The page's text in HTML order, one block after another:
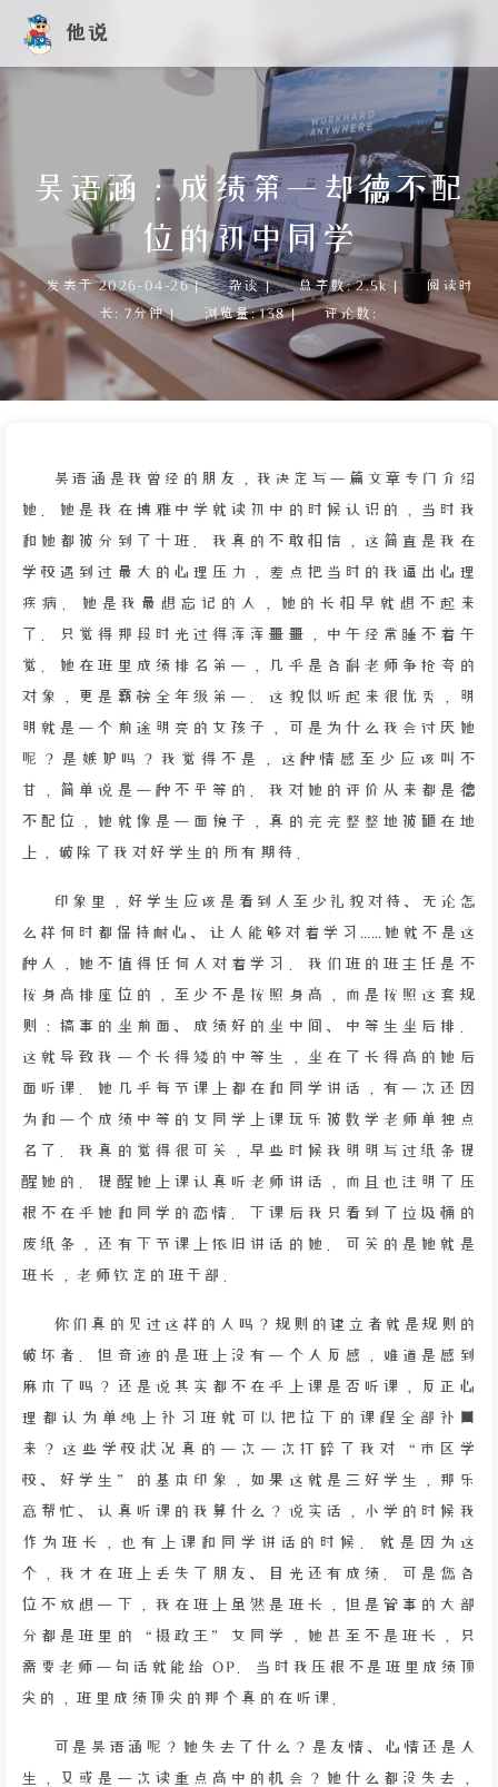
他说
吴语涵：成绩第一却德不配
位的初中同学
发表于 2026-04-26 | 杂谈 | 总字数: 2.5k |
阅读时
长: 7分钟 | 浏览量: 138 | 评论数:
吴语涵是我曾经的朋友，我决定写一篇文章专门介绍
她。她是我在博雅中学就读初中的时候认识的，当时我
和她都被分到了十班。我真的不敢相信，这简直是我在
学校遇到过最大的心理压力，差点把当时的我逼出心理
疾病。她是我最想忘记的人，她的长相早就想不起来
了。只觉得那段时光过得浑浑噩噩，中午经常睡不着午
觉。她在班里成绩排名第一，几乎是各科老师争抢夸的
对象，更是霸榜全年级第一。这貌似听起来很优秀，明
明就是一个前途明亮的女孩子，可是为什么我会讨厌她
呢？是嫉妒吗？我觉得不是，这种情感至少应该叫不
甘，简单说是一种不平等的。我对她的评价从来都是德
不配位，她就像是一面镜子，真的完完整整地被砸在地
上，破除了我对好学生的所有期待。
印象里，好学生应该是看到人至少礼貌对待、无论怎
么样何时都保持耐心、让人能够对着学习……她就不是这
种人，她不值得任何人对着学习。我们班的班主任是不
按身高排座位的，至少不是按照身高，而是按照这套规
则：搞事的坐前面、成绩好的坐中间、中等生坐后排。
这就导致我一个长得矮的中等生，坐在了长得高的她后
面听课。她几乎每节课上都在和同学讲话，有一次还因
为和一个成绩中等的女同学上课玩乐被数学老师单独点
名了。我真的觉得很可笑，早些时候我明明写过纸条提
醒她的。提醒她上课认真听老师讲话，而且也注明了压
根不在乎她和同学的恋情。下课后我只看到了垃圾桶的
废纸条，还有下节课上依旧讲话的她。可笑的是她就是
班长，老师钦定的班干部。
你们真的见过这样的人吗？规则的建立者就是规则的
破坏者。但奇迹的是班上没有一个人反感，难道是感到
麻木了吗？还是说其实都不在乎上课是否听课，反正心
理都认为单纯上补习班就可以把拉下的课程全部补回
来？这些学校状况真的一次一次打碎了我对“市区学
校、好学生”的基本印象，如果这就是三好学生，那乐
意帮忙、认真听课的我算什么？说实话，小学的时候我
作为班长，也有上课和同学讲话的时候。就是因为这
个，我才在班上丢失了朋友、目光还有成绩。可是您各
位不放想一下，我在班上虽然是班长，但是管事的大部
分都是班里的“摄政王”女同学，她甚至不是班长，只
需要老师一句话就能给 OP。当时我压根不是班里成绩顶
尖的，班里成绩顶尖的那个真的在听课。
可是吴语涵呢？她失去了什么？是友情、心情还是人
生，又或是一次读重点高中的机会？她什么都没失去，